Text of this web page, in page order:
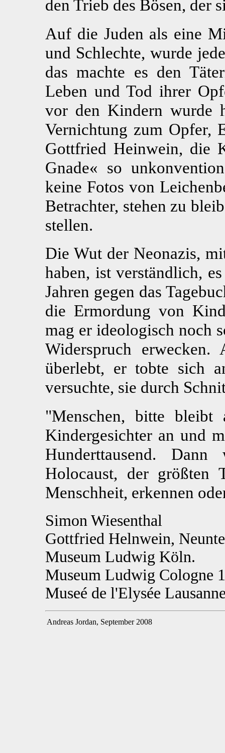
den Trieb des Bösen, der
Auf die Juden als eine
und Schlechte, wurde
das machte es den
Leben und Tod ihrer
vor den Kindern wurde
Vernichtung zum Opfer,
Gottfried Heinwein, die
Gnade« so
keine Fotos von
Betrachter, stehen zu
stellen.
Die Wut der Neonazis,
haben, ist verständlich,
Jahren gegen das
die Ermordung von
mag er ideologisch noch
Widerspruch
überlebt, er tobte sich
versuchte, sie durch
"Menschen, bitte bleibt
Kindergesichter an und
Hunderttausend.
Holocaust, der größten
Menschheit, erkennen
Simon Wiesenthal
Gottfried Helnwein,
Museum Ludwig Köln.
Museum Ludwig Cologne
Museé de l'Elysée
Andreas Jordan, September 2008